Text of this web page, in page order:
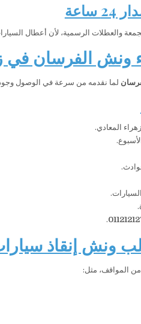
والعطلات الرسمية، لأن أعطال
ونش الفرسان في
لما نقدمه من سرعة في الوصول وجودة
المعادي.
.
ونش إنقاذ
المواقف، مثل: